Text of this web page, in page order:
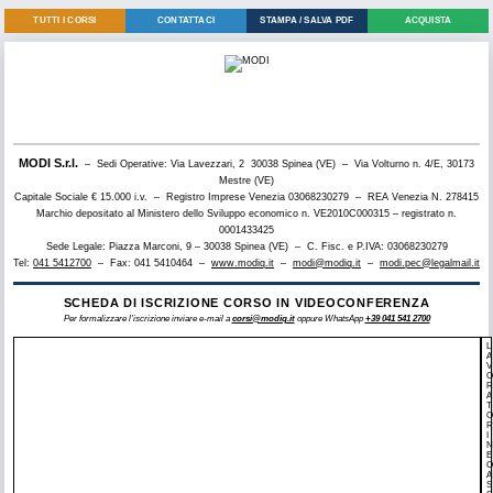
TUTTI I CORSI CONTATTACI STAMPA / SALVA PDF ACQUISTA
MODI S.r.l. – Sedi Operative: Via Lavezzari, 2 30038 Spinea (VE) – Via Volturno n. 4/E, 30173
Mestre (VE)
Capitale Sociale € 15.000 i.v. – Registro Imprese Venezia 03068230279 – REA Venezia N. 278415
Marchio depositato al Ministero dello Sviluppo economico n. VE2010C000315 – registrato n.
0001433425
Sede Legale: Piazza Marconi, 9 – 30038 Spinea (VE) – C. Fisc. e P.IVA: 03068230279
Tel: 041 5412700 – Fax: 041 5410464 – www.modiq.it – modi@modiq.it – modi.pec@legalmail.it
SCHEDA DI ISCRIZIONE CORSO IN VIDEOCONFERENZA
Per formalizzare l'iscrizione inviare e-mail a corsi@modiq.itoppure WhatsApp+39 041 541 2700
L
A
V
O
R
A
T
O
R
N
E
O
A
S